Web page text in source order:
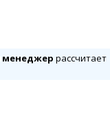
менеджер рассчитает